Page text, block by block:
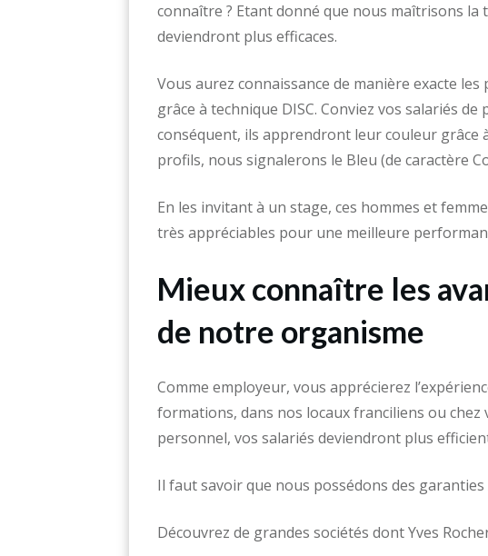
connaître ? Etant donné que nous maîtrisons la
deviendront plus efficaces.
Vous aurez connaissance de manière exacte
grâce à technique DISC. Conviez vos salariés
conséquent, ils apprendront leur couleur grâce
profils, nous signalerons le Bleu (de caractère
En les invitant à un stage, ces hommes et
très appréciables pour une meilleure
Mieux connaître les
de notre organisme
Comme employeur, vous apprécierez
formations, dans nos locaux franciliens ou
personnel, vos salariés deviendront plus
Il faut savoir que nous possédons des garanties
Découvrez de grandes sociétés dont Yves